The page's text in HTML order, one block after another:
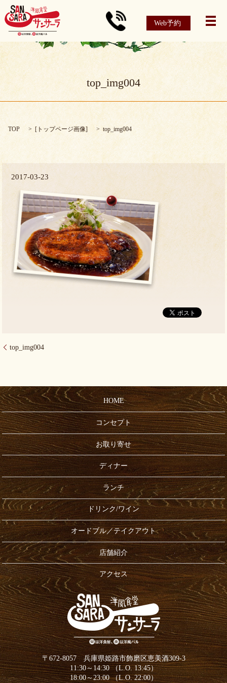
Web予約 メ
top_img004
TOP [ トップページ画像] top_img004
2017-03-23
top_img004
HOME
コンセプト
お取り寄せ
ディナー
ランチ
ドリンク/ワイン
オードブル／テイクアウト
店舗紹介
アクセス
〒672-8057 兵庫県姫路市飾磨区恵美酒309-3
11:30～14:30 （L.O. 13:45）
18:00～23:00 （L.O. 22:00）